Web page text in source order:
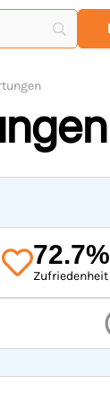
72.7%
Zufriedenheit